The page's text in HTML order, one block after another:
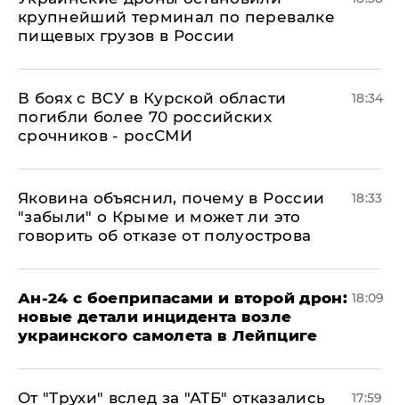
крупнейший терминал по перевалке
пищевых грузов в России
В боях с ВСУ в Курской области
погибли более 70 российских
срочников - росСМИ
18:34
Яковина объяснил, почему в России
"забыли" о Крыме и может ли это
говорить об отказе от полуострова
18:33
Ан-24 с боеприпасами и второй дрон:
новые детали инцидента возле
украинского самолета в Лейпциге
18:09
От "Трухи" вслед за "АТБ" отказались
17:59